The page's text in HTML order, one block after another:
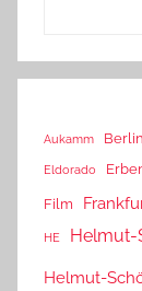
Aukamm Berlin
Eldorado
Film
HE Helmut-
Helmut-